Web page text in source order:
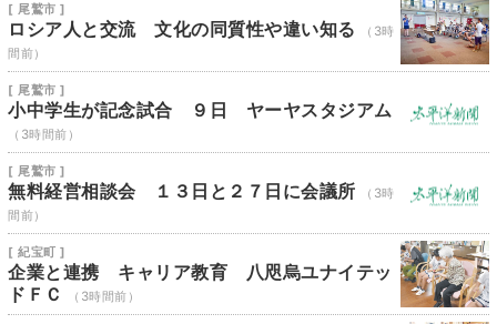
[ 尾鷲市 ]
ロシア人と交流 文化の同質性や違い知る
（3時
間前）
[ 尾鷲市 ]
小中学生が記念試合 ９日 ヤーヤスタジアム
（3時間前）
[ 尾鷲市 ]
無料経営相談会 １３日と２７日に会議所
（3時
間前）
[ 紀宝町 ]
企業と連携 キャリア教育 八咫烏ユナイテッ
ドＦＣ
（3時間前）